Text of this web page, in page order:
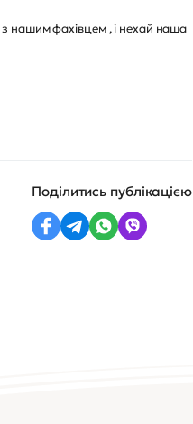
нашим фахівцем , і нехай наша
Поділитись публікацією